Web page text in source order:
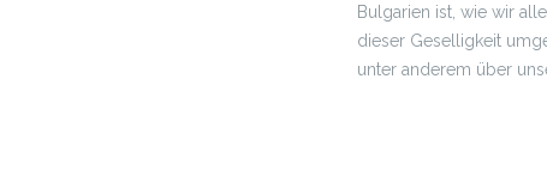
RSS FEED
LINK
Bulgarien ist, wie wir
dieser Geselligkeit
unter anderem über